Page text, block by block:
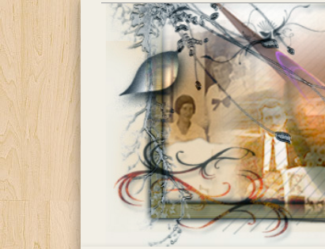
diosdfa.hu
Diósd családtörténeti archívuma
Facebook